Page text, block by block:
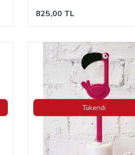
825,00 TL
Tükendi